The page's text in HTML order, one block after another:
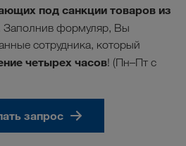
под санкции товаров из
Заполнив формуляр, Вы
сотрудника, который
четырех часов! (Пн–Пт с
запрос